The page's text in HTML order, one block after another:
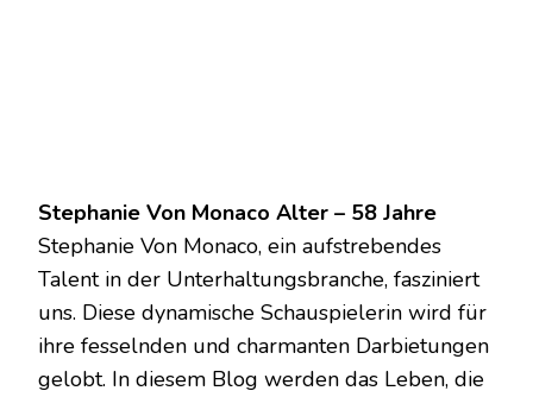
Stephanie Von Monaco Alter – 58 Jahre
Stephanie Von Monaco, ein aufstrebendes
Talent in der Unterhaltungsbranche, fasziniert
uns. Diese dynamische Schauspielerin wird für
ihre fesselnden und charmanten Darbietungen
gelobt. In diesem Blog werden das Leben, die